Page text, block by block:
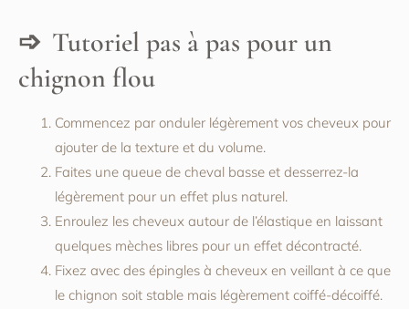
Tutoriel pas à pas pour un
chignon flou
Commencez par onduler légèrement vos cheveux pour
ajouter de la texture et du volume.
Faites une queue de cheval basse et desserrez-la
légèrement pour un effet plus naturel.
Enroulez les cheveux autour de l’élastique en laissant
quelques mèches libres pour un effet décontracté.
Fixez avec des épingles à cheveux en veillant à ce que
le chignon soit stable mais légèrement coiffé-décoiffé.